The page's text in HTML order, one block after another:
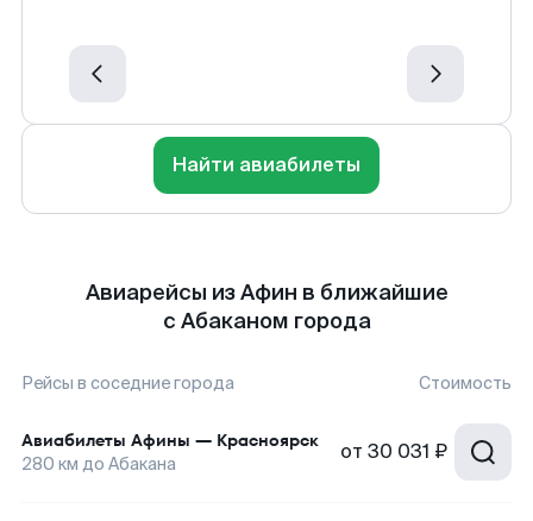
Найти авиабилеты
Авиарейсы из Афин в ближайшие
с Абаканом города
Рейсы в соседние города Стоимость
Авиабилеты Афины — Красноярск
280 км до Абакана от 30 031 ₽